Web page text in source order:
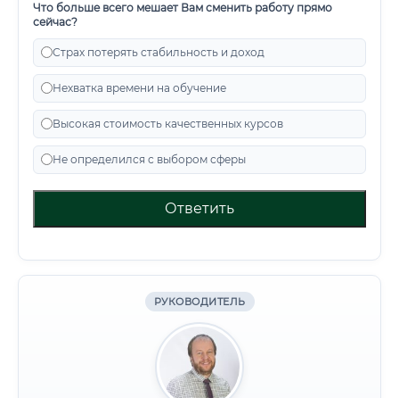
Что больше всего мешает Вам сменить работу прямо
сейчас?
Страх потерять стабильность и доход
Нехватка времени на обучение
Высокая стоимость качественных курсов
Не определился с выбором сферы
Ответить
РУКОВОДИТЕЛЬ